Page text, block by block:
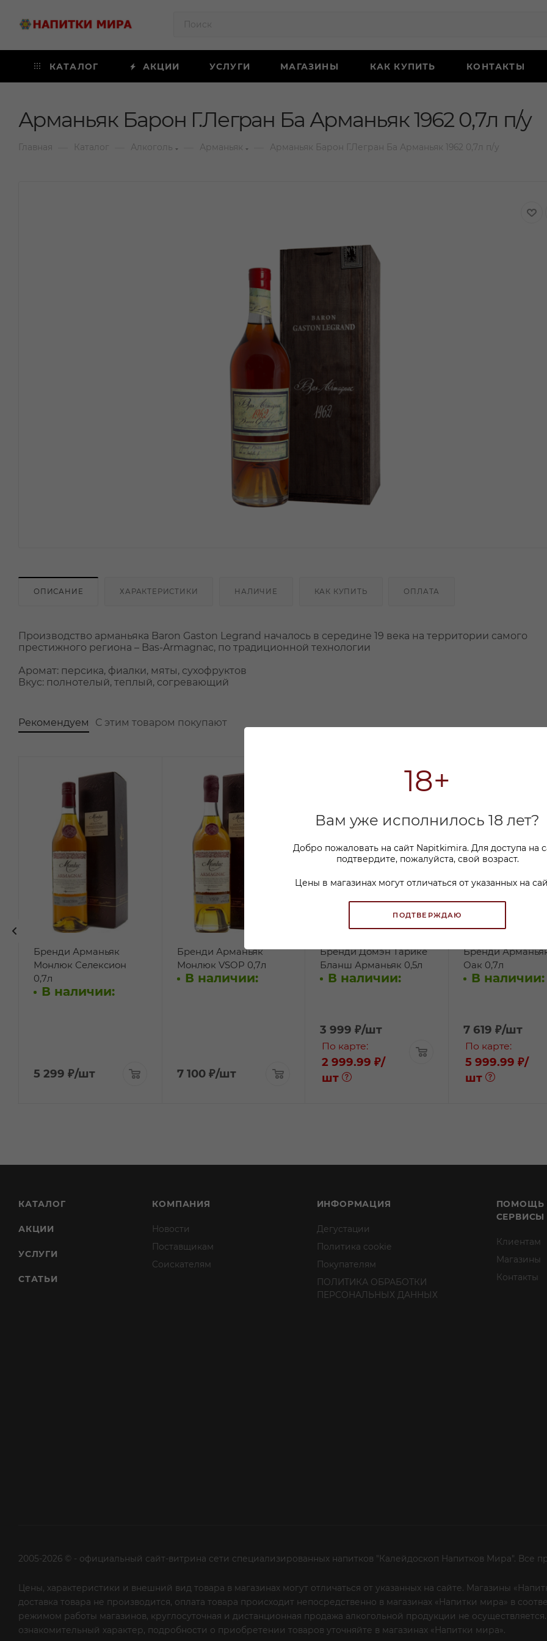
18+
Вам уже исполнилось 18 лет?
Добро пожаловать на сайт Napitkimira. Для доступа на
подтвердите, пожалуйста, свой возраст.
Цены в магазинах могут отличаться от указанных на
ПОДТВЕРЖДАЮ
КАТАЛОГ АКЦИИ УСЛУГИ МАГАЗИНЫ КАК КУПИТЬ КОНТАКТЫ
Арманьяк Барон Г.Легран Ба Арманьяк 1962 0,7л п/у
Главная Каталог Алкоголь Арманьяк Арманьяк Барон Г.Легран Ба Арманьяк 1962 0,7л п/у
ОПИСАНИЕ ХАРАКТЕРИСТИКИ НАЛИЧИЕ КАК КУПИТЬ ОПЛАТА
Производство арманьяка Baron Gaston Legrand началось в середине 19 века на территории самого
престижного региона – Bas-Armagnac, по традиционной технологии
Аромат: персика, фиалки, мяты, сухофруктов
Вкус: полнотелый, теплый, согревающий
Рекомендуем С этим товаром покупают
Бренди Арманьяк
Монлюк Селексион
0,7л
В наличии:
5 299 ₽/шт
Бренди Арманьяк
Монлюк VSOP 0,7л
В наличии:
7 100₽/шт
Бренди Домэн Тарике
Бланш Арманьяк 0,5л
В наличии:
3 999 ₽/шт
По карте:
2 999.99 ₽/
шт
Бренди
Оак 0,7л
В наличии:
7 619 ₽/шт
По карте:
5 999.99 ₽/
шт
КАТАЛОГ
АКЦИИ
УСЛУГИ
СТАТЬИ
КОМПАНИЯ
Новости
Поставщикам
Соискателям
ИНФОРМАЦИЯ
Дегустации
Политика cookie
Покупателям
ПОЛИТИКА ОБРАБОТКИ
ПЕРСОНАЛЬНЫХ ДАННЫХ
ПОМОЩЬ
СЕРВИСЫ
Клиентам
Магазины
Контакты
2005-2026 © - официальный сайт-витрина сети специализированных напитков "Калейдоскоп Напитков Мира". Все
Цены, характеристики и внешний вид товара в магазинах могут отличаться от указанных на сайте. Магазины
доставка товара не производится, оплата товара происходит непосредственно в магазинах «Напитки мира» в
режимом работы магазинов, круглосуточная и дистанционная продажа алкогольной продукции не
ознакомительный характер, подробности о приобретении товаров уточняйте в магазинах «Напитки мира».